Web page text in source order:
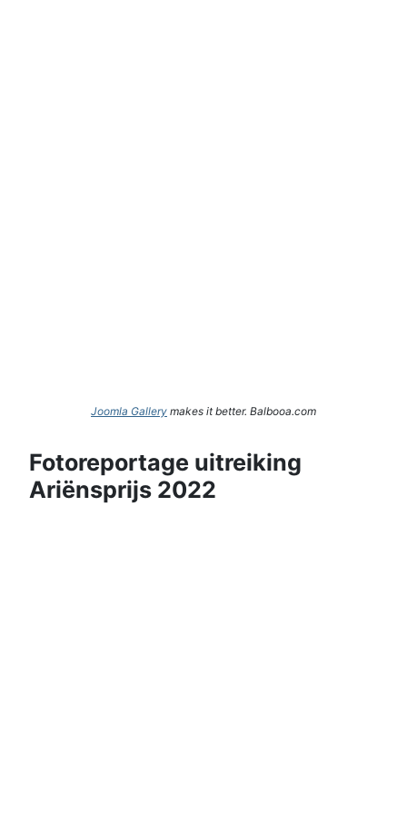
Joomla Gallery makes it better. Balbooa.com
Fotoreportage uitreiking
Ariënsprijs 2022